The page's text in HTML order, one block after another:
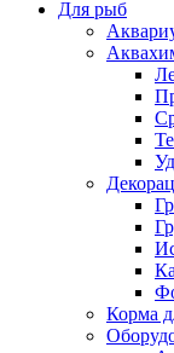
Для рыб
Корма